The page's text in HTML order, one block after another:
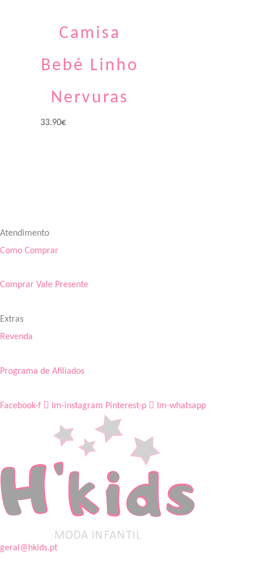
Camisa
Bebé Linho
Nervuras
33.90€
Atendimento
Como Comprar
Comprar Vale Presente
Extras
Revenda
Programa de Afiliados
Facebook-f Im-instagram Pinterest-p Im-whatsapp
geral@hkids.pt